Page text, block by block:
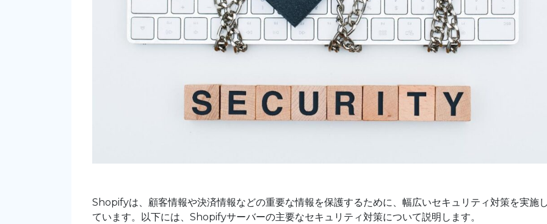
Shopifyは、顧客情報や決済情報などの重要な情報を保護するために、幅広いセキュリティ対策を実施し
ています。以下には、Shopifyサーバーの主要なセキュリティ対策について説明します。